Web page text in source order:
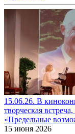
15.06.26. В
творческая
«Предельные
15 июня 2026